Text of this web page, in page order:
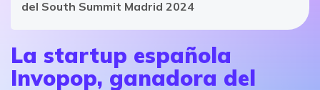
del South Summit Madrid 2024
La startup española
Invopop, ganadora del